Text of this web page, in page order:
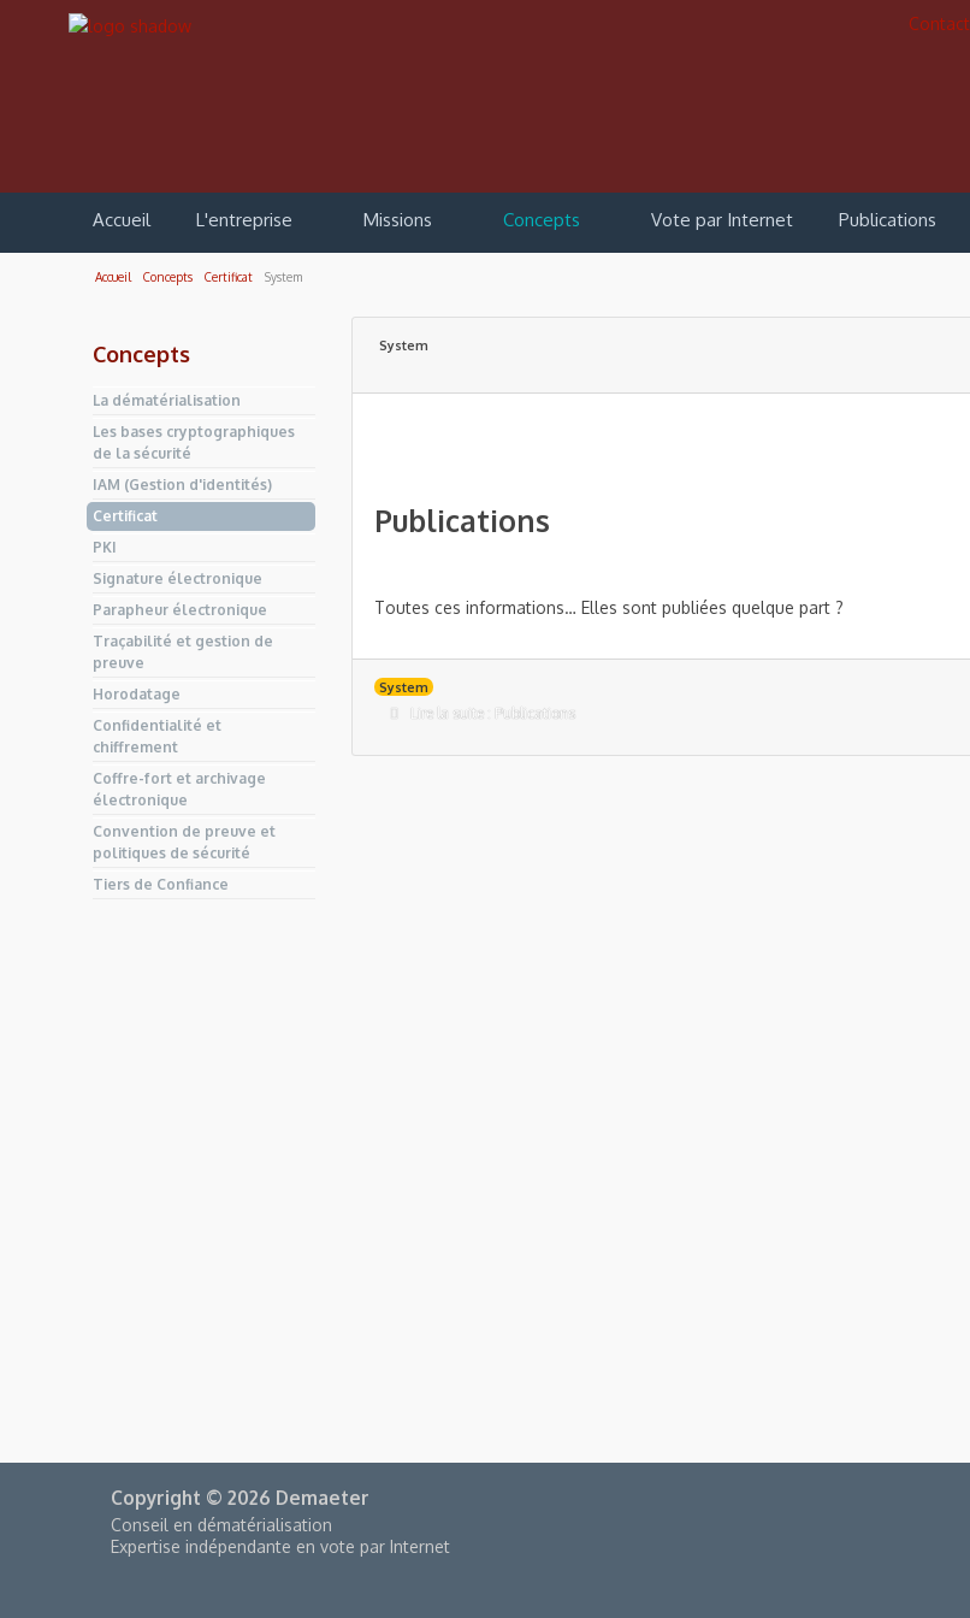
Contact
Accueil L'entreprise Missions Concepts Vote par Internet Publications
Accueil Concepts Certificat System
Concepts
La dématérialisation
Les bases cryptographiques
de la sécurité
IAM (Gestion d'identités)
Certificat
PKI
Signature électronique
Parapheur électronique
Traçabilité et gestion de
preuve
Horodatage
Confidentialité et
chiffrement
Coffre-fort et archivage
électronique
Convention de preuve et
politiques de sécurité
Tiers de Confiance
System
Publications
Toutes ces informations… Elles sont publiées quelque part ?
System
Lire la suite : Publications
Copyright © 2026 Demaeter
Conseil en dématérialisation
Expertise indépendante en vote par Internet